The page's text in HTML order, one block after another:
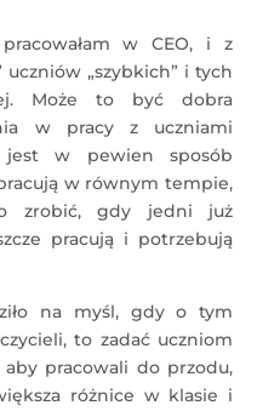
w CEO, i z
uczniów „szybkich” i tych
Może to być dobra
w pracy z uczniami
jest w pewien sposób
w równym tempie,
zrobić, gdy jedni już
pracują i potrzebują
na myśl, gdy o tym
to zadać uczniom
pracowali do przodu,
różnice w klasie i